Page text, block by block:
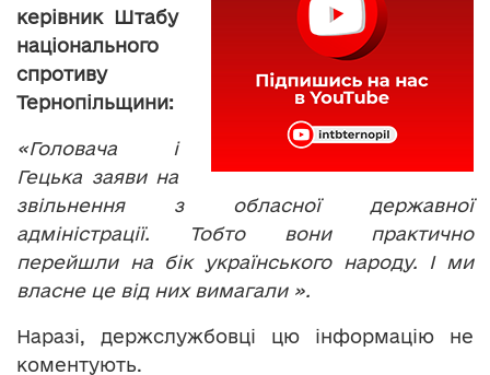
керівник Штабу
національного
спротиву
Тернопільщини:
«Головача і
Гецька заяви на
звільнення з обласної державної
адміністрації. Тобто вони практично
перейшли на бік українського народу. І ми
власне це від них вимагали ».
Наразі, держслужбовці цю інформацію не
коментують.